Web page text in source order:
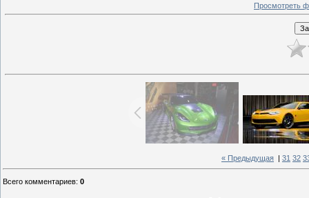
Просмотреть
« Предыдущая 31 32
Всего комментариев: 0